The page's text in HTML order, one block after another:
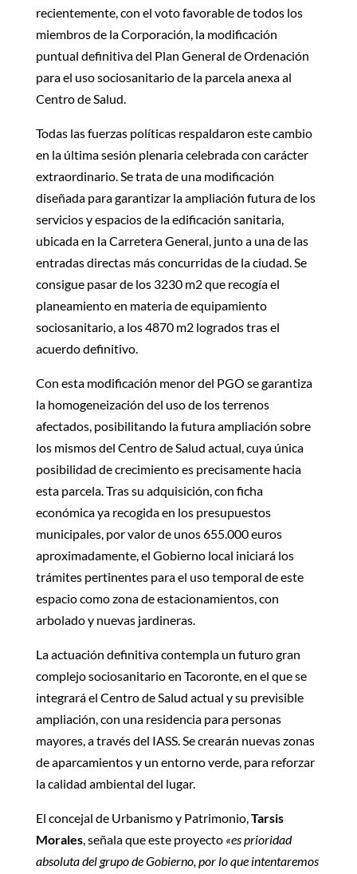
recientemente, con el voto favorable de todos los
miembros de la Corporación, la modificación
puntual definitiva del Plan General de Ordenación
para el uso sociosanitario de la parcela anexa al
Centro de Salud.
Todas las fuerzas políticas respaldaron este cambio
en la última sesión plenaria celebrada con carácter
extraordinario. Se trata de una modificación
diseñada para garantizar la ampliación futura de los
servicios y espacios de la edificación sanitaria,
ubicada en la Carretera General, junto a una de las
entradas directas más concurridas de la ciudad. Se
consigue pasar de los 3230 m2 que recogía el
planeamiento en materia de equipamiento
sociosanitario, a los 4870 m2 logrados tras el
acuerdo definitivo.
Con esta modificación menor del PGO se garantiza
la homogeneización del uso de los terrenos
afectados, posibilitando la futura ampliación sobre
los mismos del Centro de Salud actual, cuya única
posibilidad de crecimiento es precisamente hacia
esta parcela. Tras su adquisición, con ficha
económica ya recogida en los presupuestos
municipales, por valor de unos 655.000 euros
aproximadamente, el Gobierno local iniciará los
trámites pertinentes para el uso temporal de este
espacio como zona de estacionamientos, con
arbolado y nuevas jardineras.
La actuación definitiva contempla un futuro gran
complejo sociosanitario en Tacoronte, en el que se
integrará el Centro de Salud actual y su previsible
ampliación, con una residencia para personas
mayores, a través del IASS. Se crearán nuevas zonas
de aparcamientos y un entorno verde, para reforzar
la calidad ambiental del lugar.
El concejal de Urbanismo y Patrimonio,Tarsis
Morales, señala que este proyecto «es prioridad
absoluta del grupo de Gobierno, por lo que intentaremos